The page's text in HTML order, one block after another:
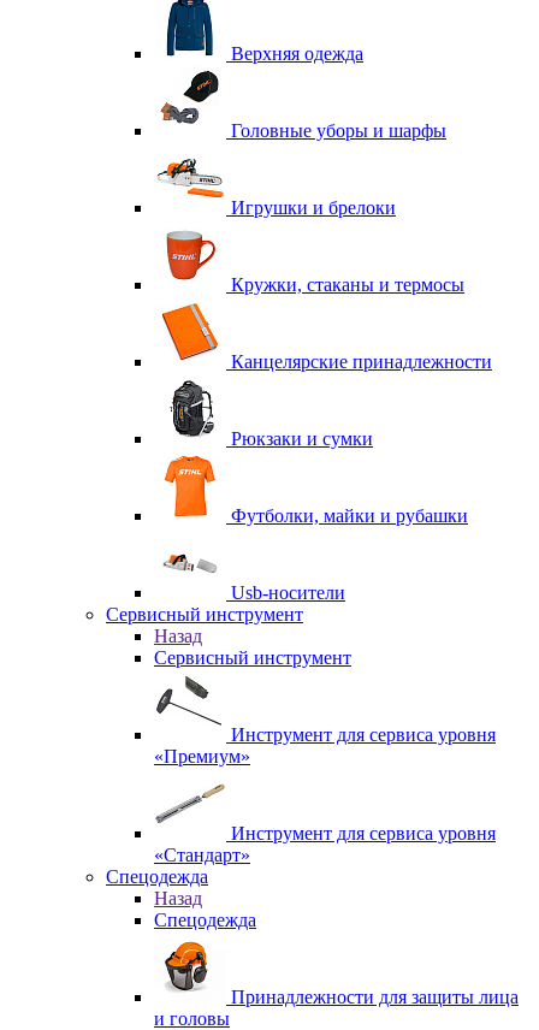
Верхняя одежда
Головные уборы и шарфы
Игрушки и брелоки
Кружки, стаканы и термосы
Канцелярские принадлежности
Рюкзаки и сумки
Футболки, майки и рубашки
Usb-носители
Сервисный инструмент
Назад
Сервисный инструмент
Инструмент для сервиса уровня
«Премиум»
Инструмент для сервиса уровня
«Стандарт»
Спецодежда
Назад
Спецодежда
Принадлежности для защиты лица
и головы